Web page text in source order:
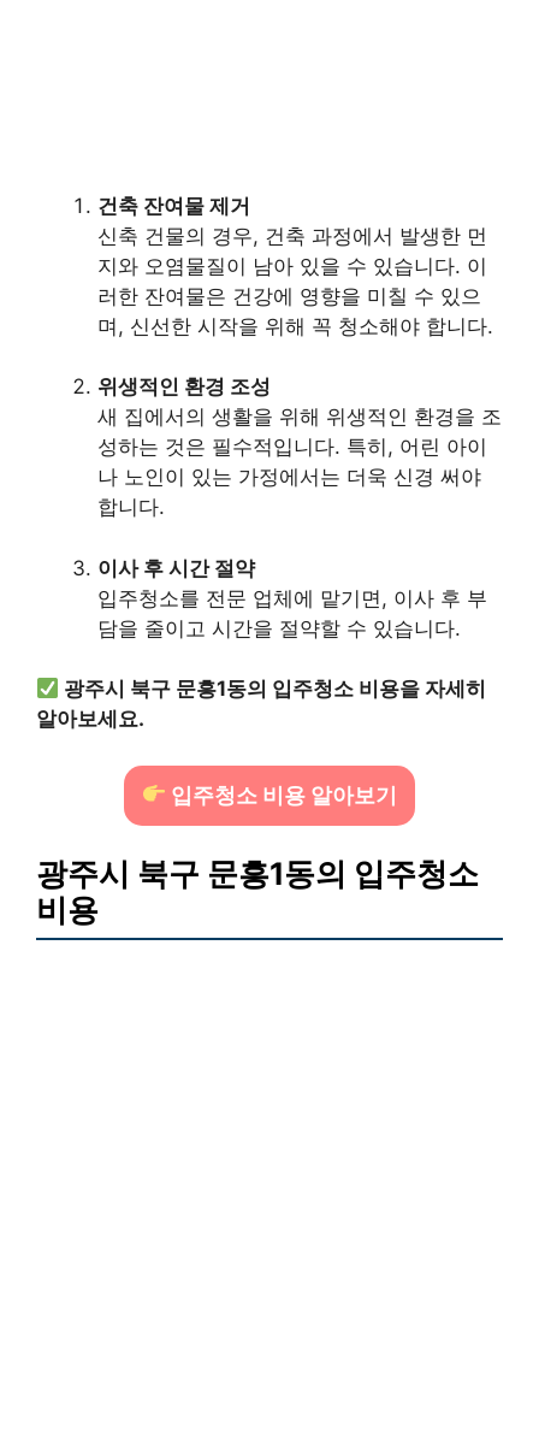
건축 잔여물 제거
신축 건물의 경우, 건축 과정에서 발생한 먼
지와 오염물질이 남아 있을 수 있습니다. 이
러한 잔여물은 건강에 영향을 미칠 수 있으
며, 신선한 시작을 위해 꼭 청소해야 합니다.
위생적인 환경 조성
새 집에서의 생활을 위해 위생적인 환경을 조
성하는 것은 필수적입니다. 특히, 어린 아이
나 노인이 있는 가정에서는 더욱 신경 써야
합니다.
이사 후 시간 절약
입주청소를 전문 업체에 맡기면, 이사 후 부
담을 줄이고 시간을 절약할 수 있습니다.
광주시 북구 문흥1동의 입주청소 비용을 자세히
알아보세요.
입주청소 비용 알아보기
광주시 북구 문흥1동의 입주청소
비용